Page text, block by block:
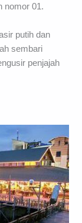
nomor 01.
putih dan
sembari
penjajah